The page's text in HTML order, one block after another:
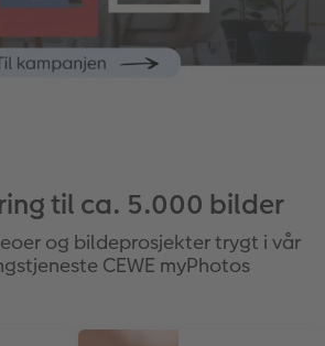
til ca. 5.000 bilder
og bildeprosjekter trygt i vår
CEWE myPhotos